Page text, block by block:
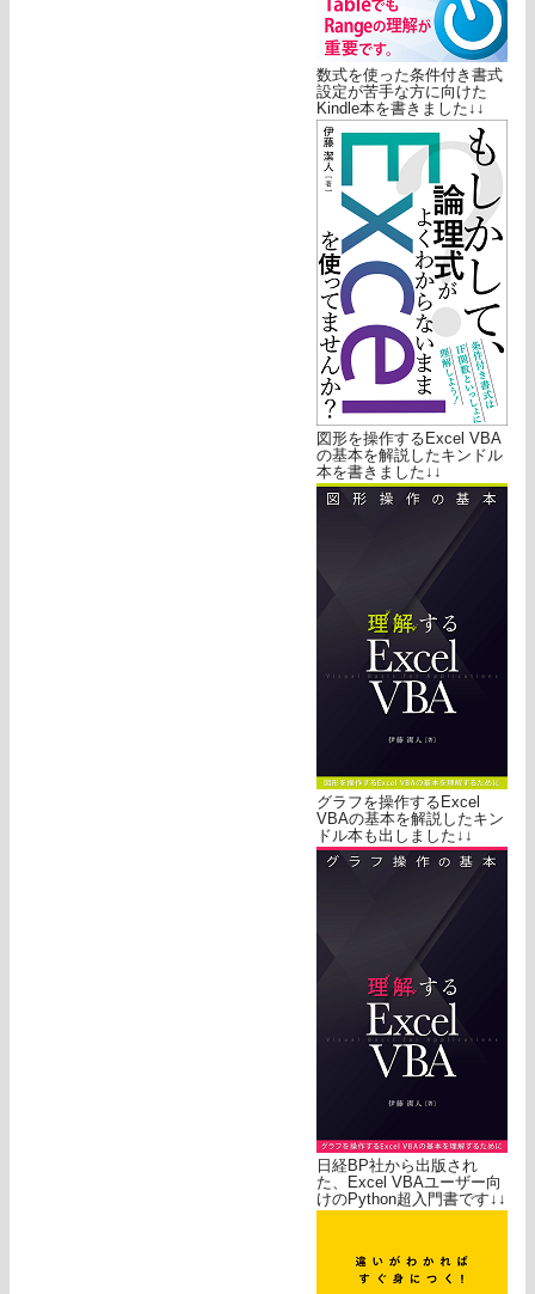
数式を使った条件付き書式
設定が苦手な方に向けた
Kindle本を書きました↓↓
図形を操作するExcel VBA
の基本を解説したキンドル
本を書きました↓↓
グラフを操作するExcel
VBAの基本を解説したキン
ドル本も出しました↓↓
日経BP社から出版され
た、Excel VBAユーザー向
けのPython超入門書です↓↓